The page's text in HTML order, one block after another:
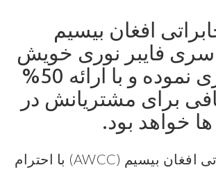
افغان بیسیم
فایبر نوری خویش
را راه اندازی نموده و با ارائه 50%
برای مشتریانش در
ها خواهد بود.
شرکت مخابراتی افغان بیسیم (AWCC) با احترام